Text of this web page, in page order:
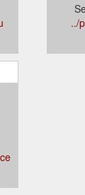
../